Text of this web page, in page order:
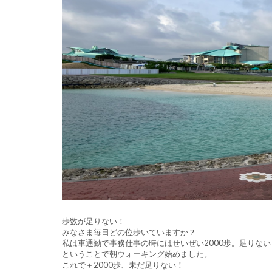
歩数が足りない！
みなさま毎日どの位歩いていますか？
私は車通勤で事務仕事の時にはせいぜい2000歩。足りな
ということで朝ウォーキング始めました。
これで＋2000歩、未だ足りない！